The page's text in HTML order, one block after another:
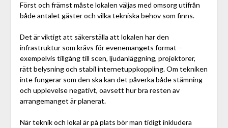
Först och främst måste lokalen väljas med omsorg utifrån
både antalet gäster och vilka tekniska behov som finns.
Det är viktigt att säkerställa att lokalen har den
infrastruktur som krävs för evenemangets format –
exempelvis tillgång till scen, ljudanläggning, projektorer,
rätt belysning och stabil internetuppkoppling. Om tekniken
inte fungerar som den ska kan det påverka både stämning
och upplevelse negativt, oavsett hur bra resten av
arrangemanget är planerat.
När teknik och lokal är på plats bör man tidigt inkludera